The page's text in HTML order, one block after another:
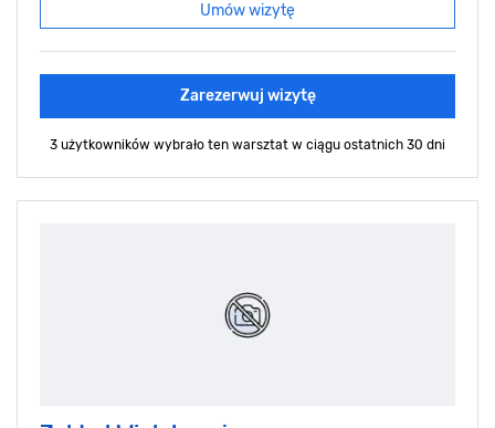
Umów wizytę
Zarezerwuj wizytę
3 użytkowników wybrało ten warsztat w ciągu ostatnich 30 dni